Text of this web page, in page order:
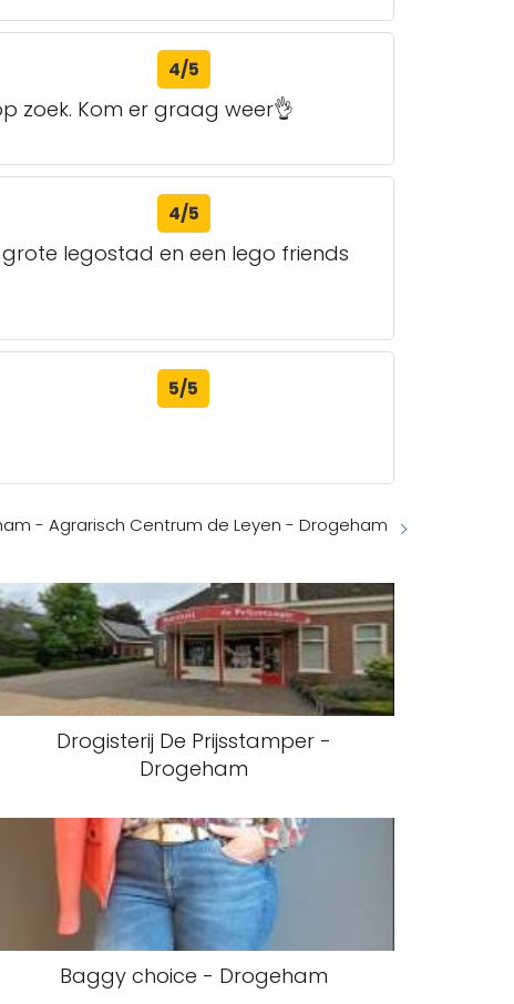
4/5
zoek. Kom er graag weer👌
4/5
legostad en een lego friends
5/5
- Agrarisch Centrum de Leyen - Drogeham
Drogisterij De Prijsstamper -
Drogeham
Baggy choice - Drogeham